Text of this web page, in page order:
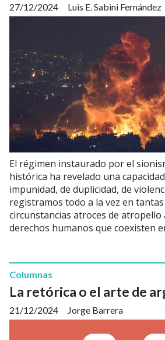
Luis E. Sabini Fernández
27/12/2024
El régimen instaurado por el
histórica ha revelado una
impunidad, de duplicidad, de
registramos todo a la vez en
circunstancias atroces de atropello
derechos humanos que coexisten
La retórica o el arte de
Jorge Barrera
Columnas
21/12/2024